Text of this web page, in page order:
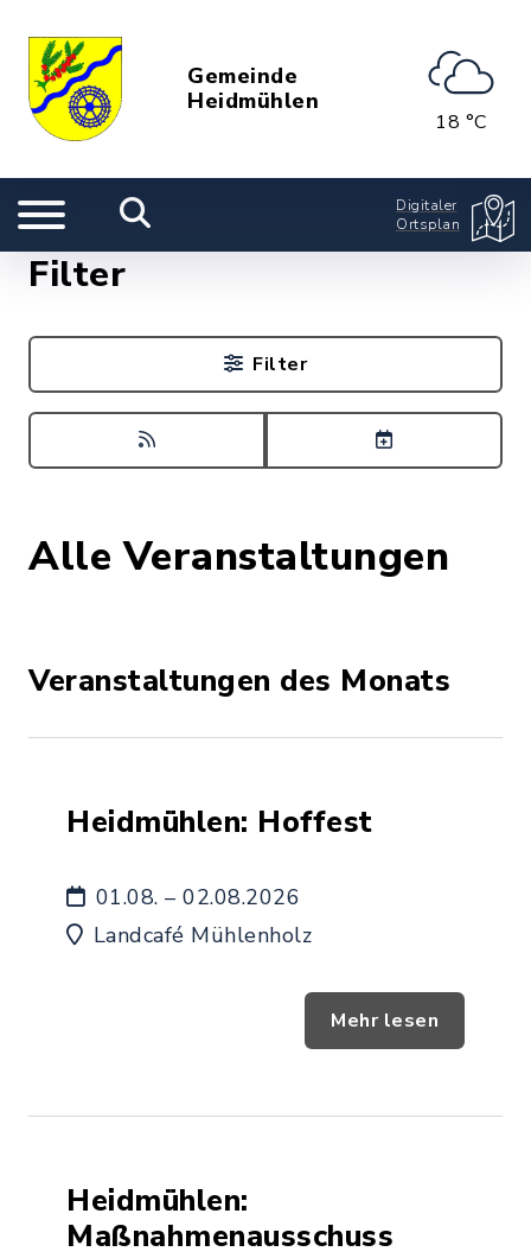
Gemeinde
Heidmühlen
18 °C
Digitaler
Ortsplan
Alle Veranstaltungen
Veranstaltungen des Monats
Heidmühlen: Hoffest
01.08. – 02.08.2026
Landcafé Mühlenholz
Mehr lesen
Heidmühlen:
Maßnahmenausschuss
Filter
Filter